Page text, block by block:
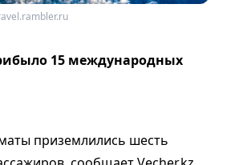
15 международных
приземлились шесть